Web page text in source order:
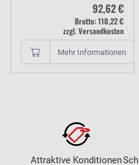
92,62 €
Brutto: 110,22 €
zzgl. Versandkosten
Mehr Informationen
Attraktive Konditionen